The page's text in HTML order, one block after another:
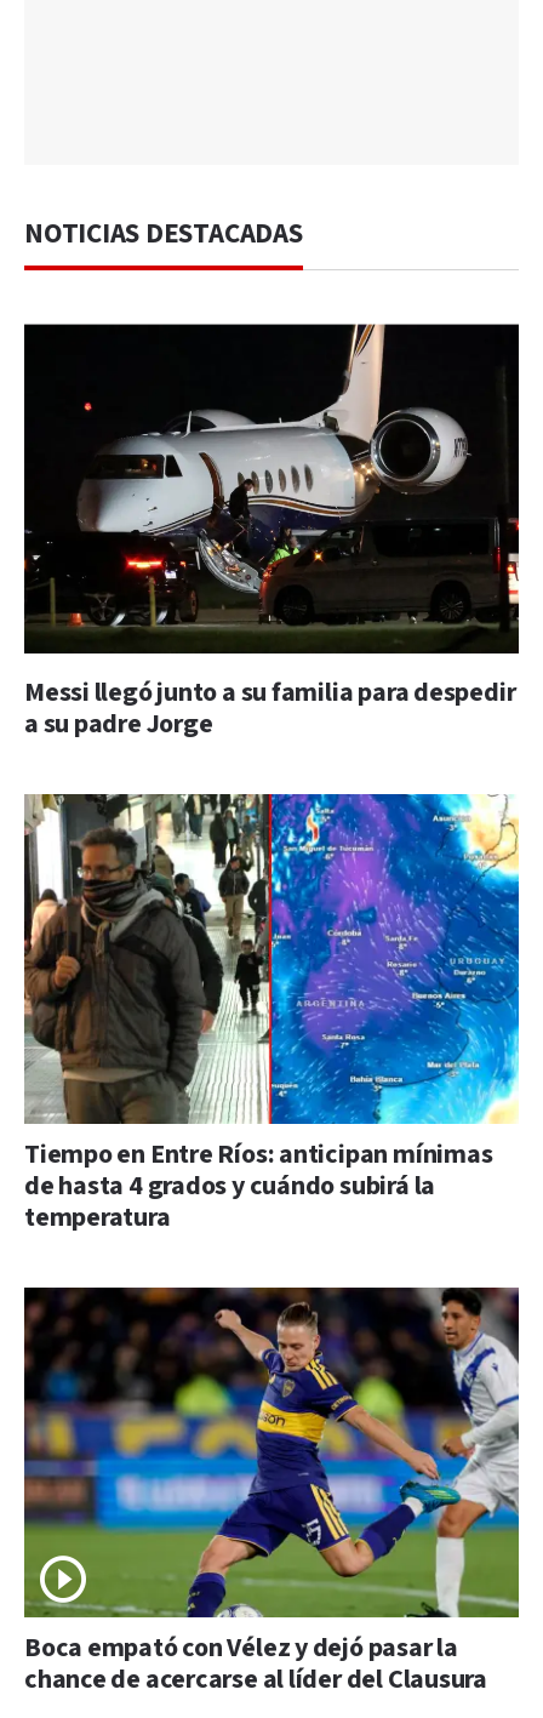
NOTICIAS DESTACADAS
Messi llegó junto a su familia para despedir
a su padre Jorge
Tiempo en Entre Ríos: anticipan mínimas
de hasta 4 grados y cuándo subirá la
temperatura
Boca empató con Vélez y dejó pasar la
chance de acercarse al líder del Clausura